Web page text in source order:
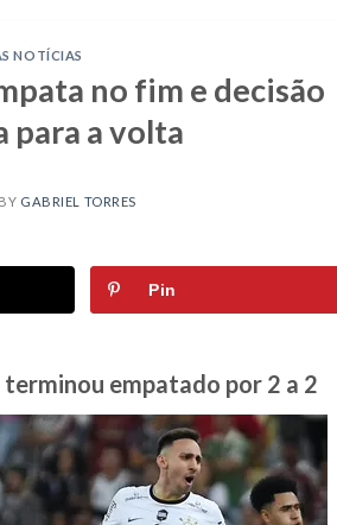
NOTÍCIAS
no fim e decisão
para a volta
BY GABRIEL TORRES
Pin
empatado por 2 a 2